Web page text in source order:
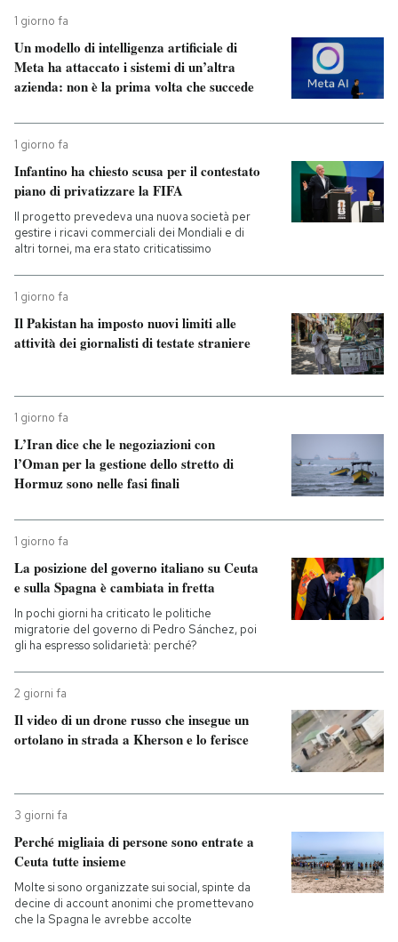
1 giorno fa
Un modello di intelligenza artificiale di
Meta ha attaccato i sistemi di un’altra
azienda: non è la prima volta che succede
1 giorno fa
Infantino ha chiesto scusa per il contestato
piano di privatizzare la FIFA
Il progetto prevedeva una nuova società per
gestire i ricavi commerciali dei Mondiali e di
altri tornei, ma era stato criticatissimo
1 giorno fa
Il Pakistan ha imposto nuovi limiti alle
attività dei giornalisti di testate straniere
1 giorno fa
L’Iran dice che le negoziazioni con
l’Oman per la gestione dello stretto di
Hormuz sono nelle fasi finali
1 giorno fa
La posizione del governo italiano su Ceuta
e sulla Spagna è cambiata in fretta
In pochi giorni ha criticato le politiche
migratorie del governo di Pedro Sánchez, poi
gli ha espresso solidarietà: perché?
2 giorni fa
Il video di un drone russo che insegue un
ortolano in strada a Kherson e lo ferisce
3 giorni fa
Perché migliaia di persone sono entrate a
Ceuta tutte insieme
Molte si sono organizzate sui social, spinte da
decine di account anonimi che promettevano
che la Spagna le avrebbe accolte